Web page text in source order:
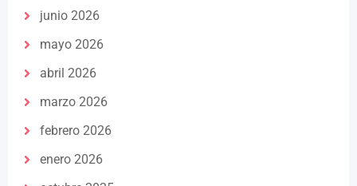
junio 2026
mayo 2026
abril 2026
marzo 2026
febrero 2026
enero 2026